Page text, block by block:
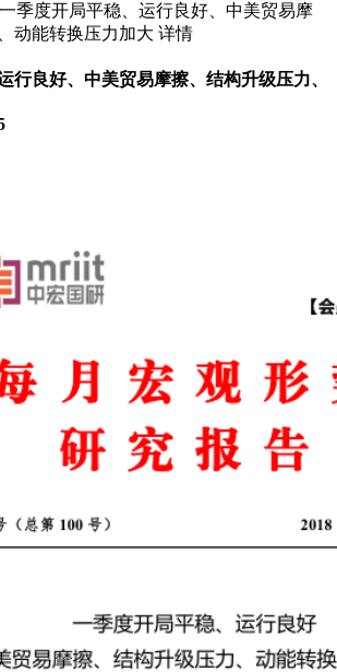
季度开局平稳、运行良好、中美贸易摩
动能转换压力加大 详情
行良好、中美贸易摩擦、结构升级压力、